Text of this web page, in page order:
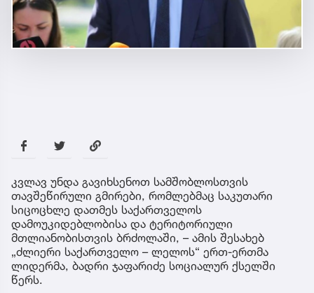
კვლავ უნდა გავიხსენოთ სამშობლოსთვის
თავშეწირული გმირები, რომლებმაც საკუთარი
სიცოცხლე დათმეს საქართველოს
დამოუკიდებლობისა და ტერიტორიული
მთლიანობისთვის ბრძოლაში, – ამის შესახებ
„ძლიერი საქართველო – ლელოს“ ერთ-ერთმა
ლიდერმა, ბადრი ჯაფარიძე სოციალურ ქსელში
წერს.